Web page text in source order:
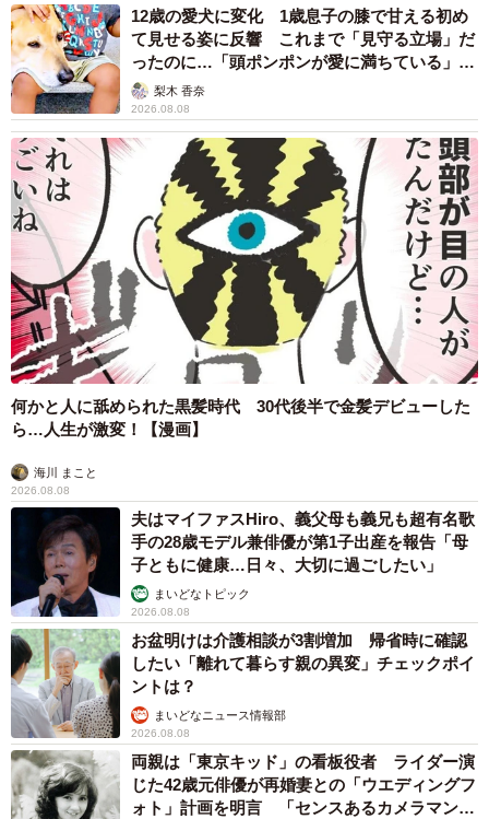
12歳の愛犬に変化 1歳息子の膝で甘える初め
て見せる姿に反響 これまで「見守る立場」だ
ったのに…「頭ポンポンが愛に満ちている」
「尊…」
梨木 香奈
2026.08.08
何かと人に舐められた黒髪時代 30代後半で金髪デビューした
ら…人生が激変！【漫画】
海川 まこと
2026.08.08
夫はマイファスHiro、義父母も義兄も超有名歌
手の28歳モデル兼俳優が第1子出産を報告「母
子ともに健康…日々、大切に過ごしたい」
まいどなトピック
2026.08.08
お盆明けは介護相談が3割増加 帰省時に確認
したい「離れて暮らす親の異変」チェックポイ
ントは？
まいどなニュース情報部
2026.08.08
両親は「東京キッド」の看板役者 ライダー演
じた42歳元俳優が再婚妻との「ウエディングフ
ォト」計画を明言 「センスあるカメラマン求